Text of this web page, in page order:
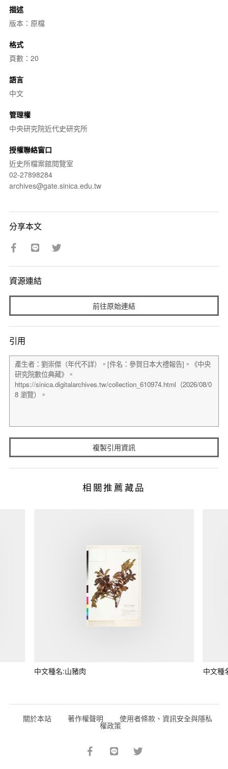
描述
版本：原檔
格式
頁數：20
語言
中文
管理權
中央研究院近代史研究所
授權聯絡窗口
近史所檔案館閱覽室
02-27898284
archives@gate.sinica.edu.tw
分享本文
資源連結
前往原始連結
引用
複製引用資訊
相關推薦藏品
中文種名:山豬肉 中文種
關於本站 著作權聲明 使用者條款、資訊安全與隱私
權政策